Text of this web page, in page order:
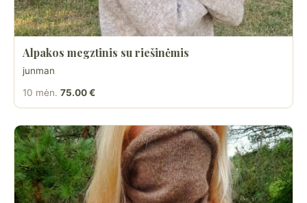
Alpakos megztinis su riešinėmis
junman
10 mėn. 75.00 €